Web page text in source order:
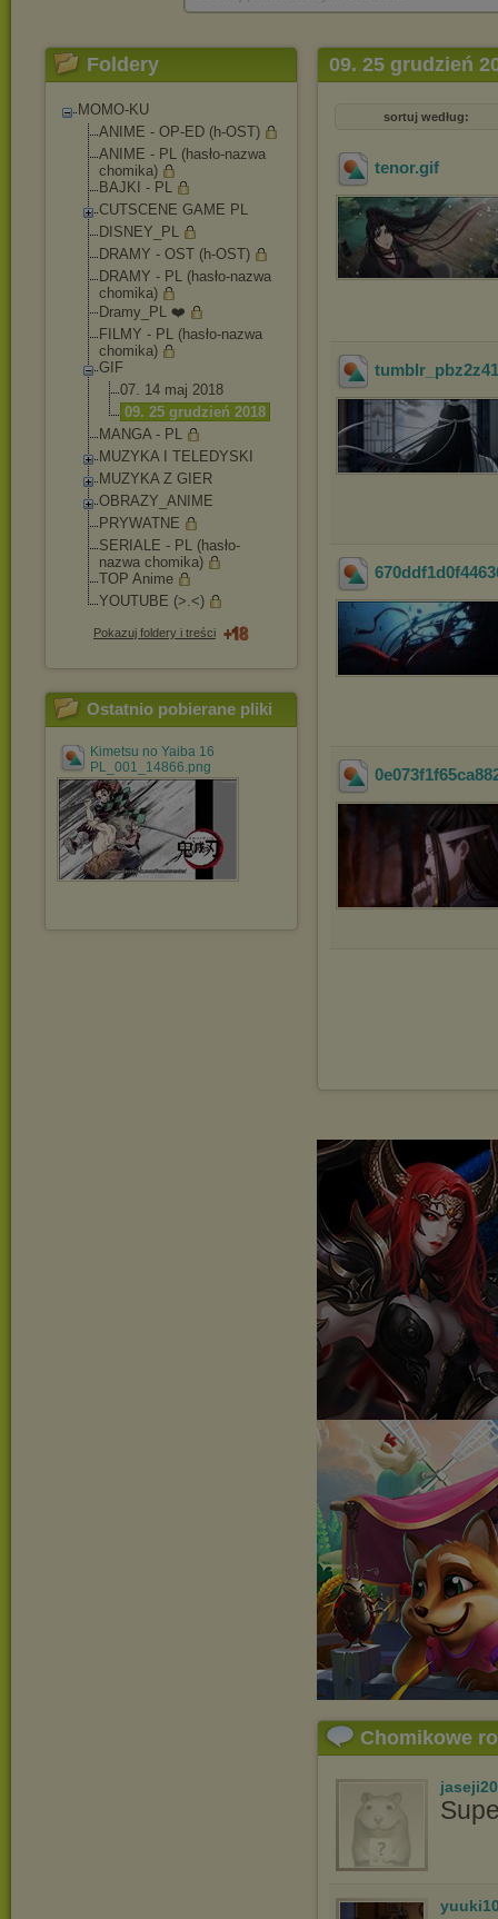
Foldery
MOMO-KU
ANIME - OP-ED (h-OST)
ANIME - PL (hasło-nazwa
chomika)
BAJKI - PL
CUTSCENE GAME PL
DISNEY_PL
DRAMY - OST (h-OST)
DRAMY - PL (hasło-nazwa
chomika)
Dramy_PL ❤️
FILMY - PL (hasło-nazwa
chomika)
GIF
07. 14 maj 2018
09. 25 grudzień 2018
MANGA - PL
MUZYKA I TELEDYSKI
MUZYKA Z GIER
OBRAZY_ANIME
PRYWATNE
SERIALE - PL (hasło-
nazwa chomika)
TOP Anime
YOUTUBE (>.<)
Pokazuj foldery i treści
Ostatnio pobierane pliki
Kimetsu no Yaiba 16
PL_001_14866.png
09. 25 grudzień
sortuj według:
tenor.gif
Chomikowe